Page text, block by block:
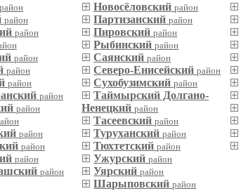
район
район
район
район
район
район
район
район
район
район
район
район
Новосёловскийрайон
Партизанскийрайон
Пировскийрайон
Рыбинскийрайон
Саянскийрайон
Северо-Енисейскийрайон
Сухобузимскийрайон
Таймырский Долгано-
Ненецкийрайон
Тасеевскийрайон
Туруханскийрайон
Тюхтетскийрайон
Ужурскийрайон
Уярскийрайон
Шарыповскийрайон